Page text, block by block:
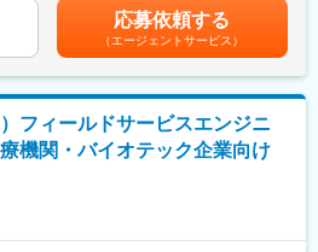
なります。業務に慣れていただいた後は
ループに分かれており、30名程度の組織
もしやすい環境です。
の業務提携契約により、グローバルスタ
システムが利用可能で、幅広い知識が養
はあくまでも目安の金額であり、選考を
あります。月給(月額)は固定手当を含めた
応募依頼する
（エージェントサービス）
フィールドサービスエンジニ
機関・バイオテック企業向け